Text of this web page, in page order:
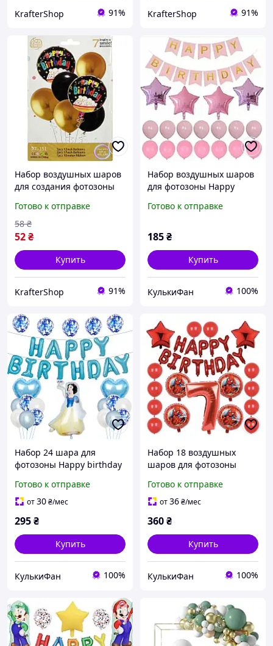
KrafterShop 91% KrafterShop 91%
Набор воздушных шаров
для создания фотозоны
шт
Готово к отправке
52₴
58 ₴
Купить
KrafterShop 91%
Набор воздушных шаров
для фотозоны Happy
флажками Розовый
Готово к отправке
185₴
Купить
КулькиФан 100%
Набор 24 шара для
фотозоны Happy birthday
Голубой
Готово к отправке
от30₴/мес
295₴
Купить
КулькиФан 100%
Набор 18 воздушных
шаров для фотозоны
паук с цифрой Красный
Готово к отправке
от36₴/мес
360₴
Купить
КулькиФан 100%